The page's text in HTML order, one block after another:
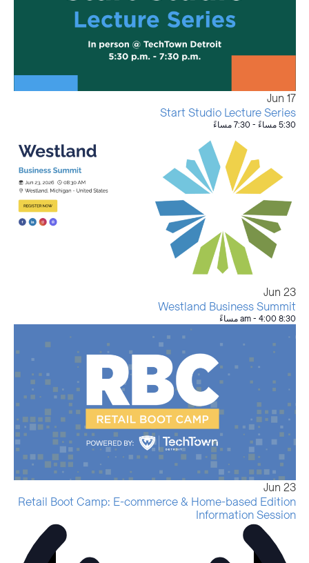
Jun
Start Studio Lecture Series
5:30 مساءً -7:30 مساءً
Jun23
Westland Business Summit
8:30 am
-4:00 مساءً
Jun23
Retail Boot Camp: E-commerce & Home-based Edition
Information Session